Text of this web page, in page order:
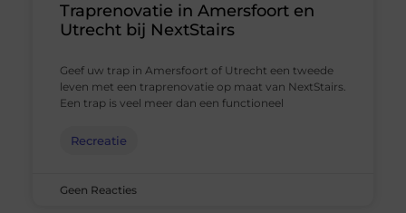
Traprenovatie in Amersfoort en
Utrecht bij NextStairs
Geef uw trap in Amersfoort of Utrecht een tweede
leven met een traprenovatie op maat van NextStairs.
Een trap is veel meer dan een functioneel
Recreatie
Geen Reacties